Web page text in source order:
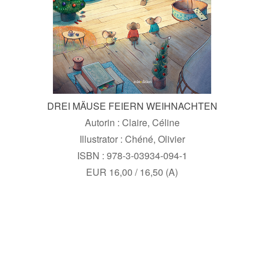
DREI MÄUSE FEIERN WEIHNACHTEN
Autorin : Claire, Céline
Illustrator : Chéné, Olivier
ISBN : 978-3-03934-094-1
EUR 16,00 / 16,50 (A)